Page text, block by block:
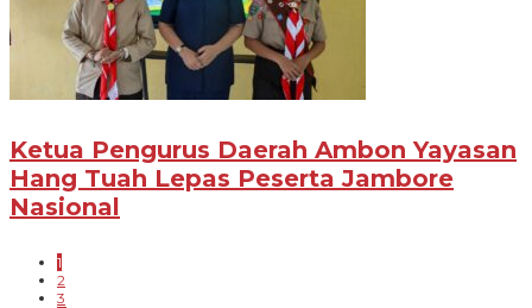
Ketua Pengurus Daerah Ambon Yayasan
Hang Tuah Lepas Peserta Jambore
Nasional
1
2
3